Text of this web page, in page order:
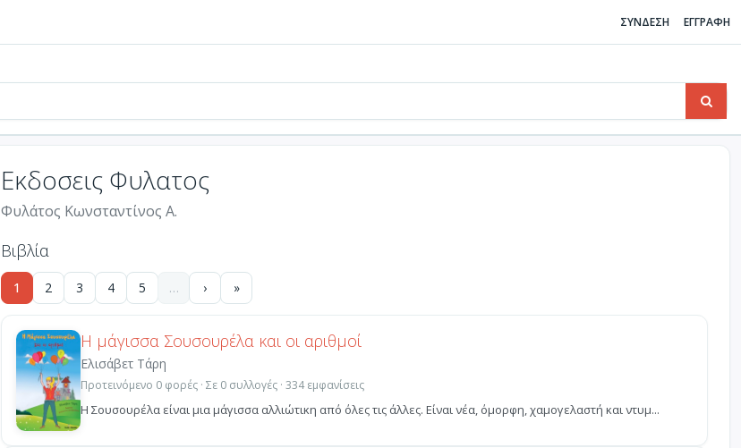
ΣΥΝΔΕΣΗ ΕΓΓΡΑΦΗ
Εκδοσεις Φυλατος
Φυλάτος Κωνσταντίνος Α.
Βιβλία
1 2 3 4 5 … › »
Η μάγισσα Σουσουρέλα και οι αριθμοί
Ελισάβετ Τάρη
Προτεινόμενο 0 φορές · Σε 0 συλλογές · 334 εμφανίσεις
Η Σουσουρέλα είναι μια μάγισσα αλλιώτικη από όλες τις άλλες. Είναι νέα, όμορφη, χαμογελαστή και ντυμ...